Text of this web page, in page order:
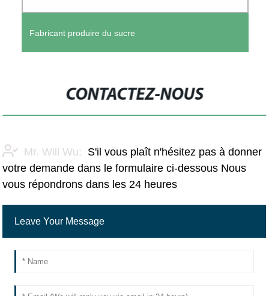
Fabricant produire du sucre
CONTACTEZ-NOUS
Mr. Will Wu:
S'il vous plaît n'hésitez pas à donner
votre demande dans le formulaire ci-dessous Nous
vous répondrons dans les 24 heures